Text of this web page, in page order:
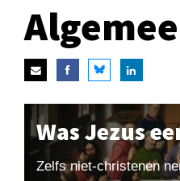
Was Jezus
Zelfs niet-christenen